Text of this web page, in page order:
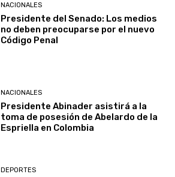
NACIONALES
Presidente del Senado: Los medios
no deben preocuparse por el nuevo
Código Penal
NACIONALES
Presidente Abinader asistirá a la
toma de posesión de Abelardo de la
Espriella en Colombia
DEPORTES